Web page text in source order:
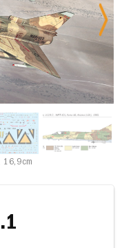
16,9cm